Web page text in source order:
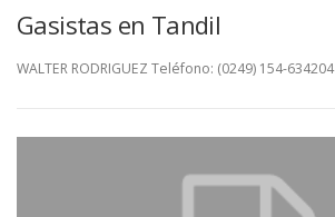
Gasistas en Tandil
WALTER RODRIGUEZ Teléfono: (0249) 154-634204